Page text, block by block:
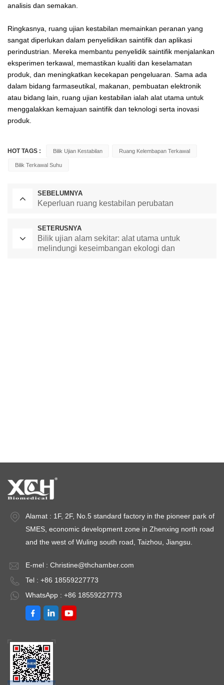
analisis dan semakan.
Ringkasnya, ruang ujian kestabilan memainkan peranan yang
sangat diperlukan dalam penyelidikan saintifik dan aplikasi
perindustrian. Mereka membantu penyelidik saintifik menjalankan
eksperimen terkawal, memastikan kualiti dan keselamatan
produk, dan meningkatkan kecekapan pengeluaran. Sama ada
dalam bidang farmaseutikal, makanan, pembuatan elektronik
atau bidang lain, ruang ujian kestabilan ialah alat utama untuk
menggalakkan kemajuan saintifik dan teknologi serta inovasi
produk.
HOT TAGS : Bilik Ujian Kestabilan Ruang Kelembapan Terkawal
Bilik Terkawal Suhu
SEBELUMNYA
Keperluan ruang kestabilan perubatan
SETERUSNYA
Bilik ujian alam sekitar: alat utama untuk
melindungi keseimbangan ekologi dan
Alamat : 1F, 2F, No.5 standard factory in the pioneer park of
SMES, economic development zone in Zhenxing north road
and the west of Wuling south road, Taizhou, Jiangsu.
E-mel : Christine@thchamber.com
Tel : +86 18559227773
WhatsApp : +86 18559227773